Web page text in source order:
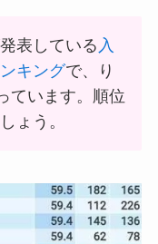
表している 入
キングで、り
ています。順位
ょう。